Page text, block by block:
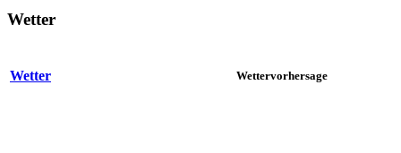
Wetter
Wetter Wettervorhersage